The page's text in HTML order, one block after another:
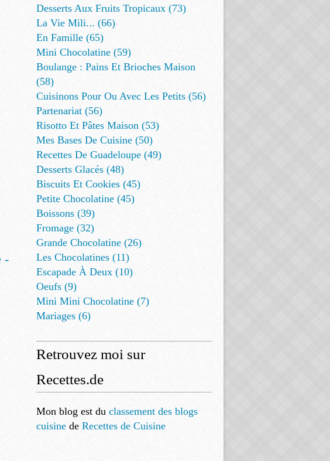
Desserts Aux Fruits Tropicaux (73)
La Vie Mili... (66)
En Famille (65)
Mini Chocolatine (59)
Boulange : Pains Et Brioches Maison
(58)
Cuisinons Pour Ou Avec Les Petits (56)
Partenariat (56)
Risotto Et Pâtes Maison (53)
Mes Bases De Cuisine (50)
Recettes De Guadeloupe (49)
Desserts Glacés (48)
Biscuits Et Cookies (45)
Petite Chocolatine (45)
Boissons (39)
Fromage (32)
Grande Chocolatine (26)
Les Chocolatines (11)
Escapade À Deux (10)
Oeufs (9)
Mini Mini Chocolatine (7)
Mariages (6)
Retrouvez moi sur
Recettes.de
Mon blog est du classement des blogs
cuisine de Recettes de Cuisine